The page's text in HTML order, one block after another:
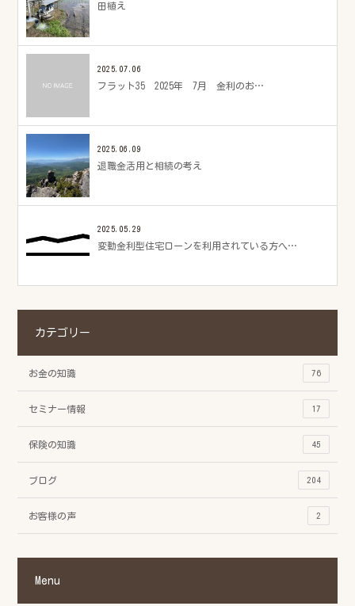
田植え
2025.07.06
フラット35 2025年 7月 金利のお…
2025.06.09
退職金活用と相続の考え
2025.05.29
変動金利型住宅ローンを利用されている方へ…
カテゴリー
お金の知識 76
セミナー情報 17
保険の知識 45
ブログ 204
お客様の声 2
Menu